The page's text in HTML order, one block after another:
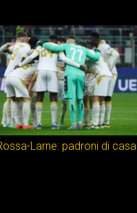
Larne: padroni di casa